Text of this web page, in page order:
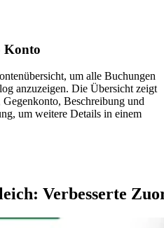
Konto
um alle Buchungen
anzuzeigen. Die Übersicht zeigt
Beschreibung und
um weitere Details in einem
Verbesserte